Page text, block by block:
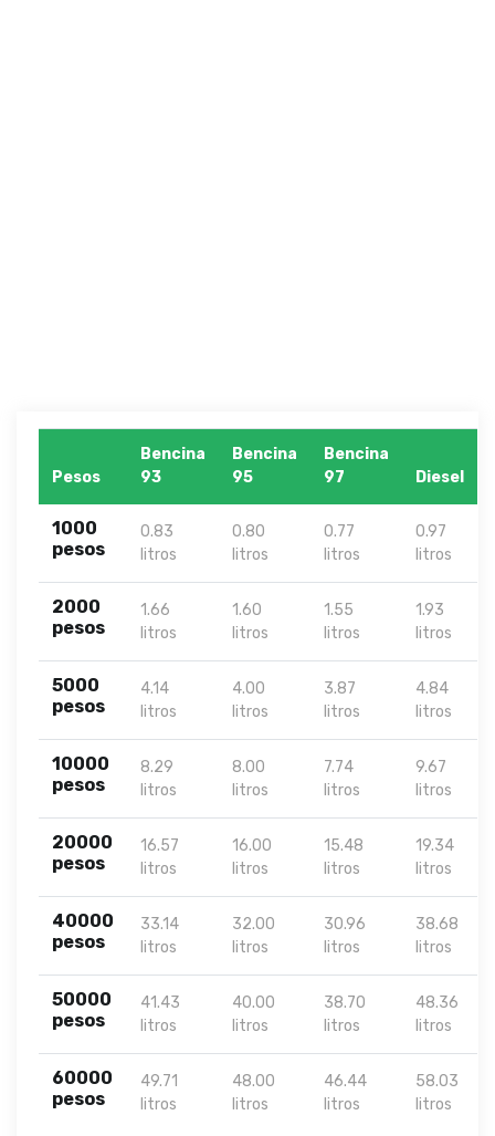
Pesos
Bencina
93
Bencina
95
Bencina
97
Diesel
1000
pesos
0.83
litros
0.80
litros
0.77
litros
0.97
litros
2000
pesos
1.66
litros
1.60
litros
1.55
litros
1.93
litros
5000
pesos
4.14
litros
4.00
litros
3.87
litros
4.84
litros
10000
pesos
8.29
litros
8.00
litros
7.74
litros
9.67
litros
20000
pesos
16.57
litros
16.00
litros
15.48
litros
19.34
litros
40000
pesos
33.14
litros
32.00
litros
30.96
litros
38.68
litros
50000
pesos
41.43
litros
40.00
litros
38.70
litros
48.36
litros
60000
pesos
49.71
litros
48.00
litros
46.44
litros
58.03
litros